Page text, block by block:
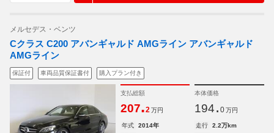
メルセデス・ベンツ
Cクラス C200 アバンギャルド AMGライン アバンギャルド
AMGライン
保証付 車両品質保証書付 購入プラン付き
支払総額
207.2 万円
本体価格
194. 0 万円
年式 2014年 走行
2.2万km